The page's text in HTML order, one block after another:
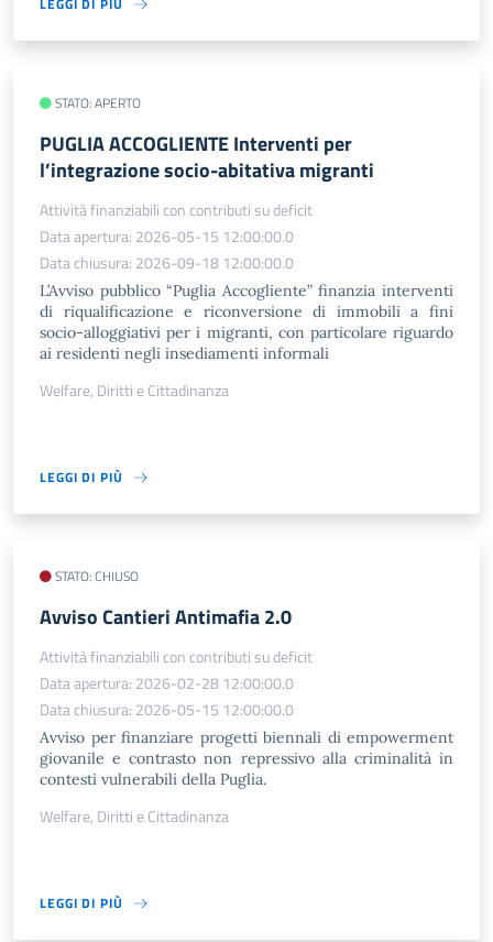
STATO: APERTO
PUGLIA ACCOGLIENTE Interventi per
l’integrazione socio-abitativa migranti
Attività finanziabili con contributi su deficit
Data apertura: 2026-05-15 12:00:00.0
Data chiusura: 2026-09-18 12:00:00.0
L’Avviso pubblico “Puglia Accogliente” finanzia interventi
di riqualificazione e riconversione di immobili a fini
socio-alloggiativi per i migranti, con particolare riguardo
ai residenti negli insediamenti informali
Welfare, Diritti e Cittadinanza
LEGGI DI PIÙ
STATO: CHIUSO
​Avviso Cantieri Antimafia 2.0
Attività finanziabili con contributi su deficit
Data apertura: 2026-02-28 12:00:00.0
Data chiusura: 2026-05-15 12:00:00.0
Avviso per finanziare progetti biennali di empowerment
giovanile e contrasto non repressivo alla criminalità in
contesti vulnerabili della Puglia.
Welfare, Diritti e Cittadinanza
LEGGI DI PIÙ